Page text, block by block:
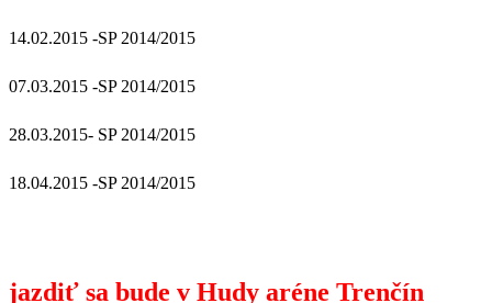
14.02.2015 -SP 2014/2015
07.03.2015 -SP 2014/2015
28.03.2015- SP 2014/2015
18.04.2015 -SP 2014/2015
jazdiť sa bude v Hudy aréne Trenčín